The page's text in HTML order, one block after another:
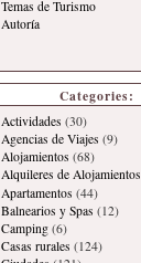
Temas de Turismo
Autoría
Categories:
Actividades (30)
Agencias de Viajes (9)
Alojamientos (68)
Alquileres de Alojamientos
Apartamentos (44)
Balnearios y Spas (12)
Camping (6)
Casas rurales (124)